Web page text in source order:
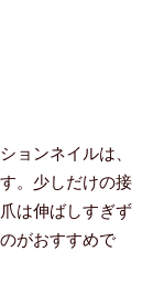
ョンネイルは、
。少しだけの接
は伸ばしすぎず
がおすすめで